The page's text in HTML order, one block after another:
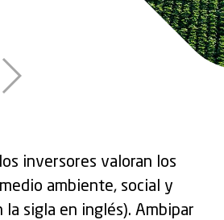
inversores valoran los
ambiente, social y
la sigla en inglés). Ambipar